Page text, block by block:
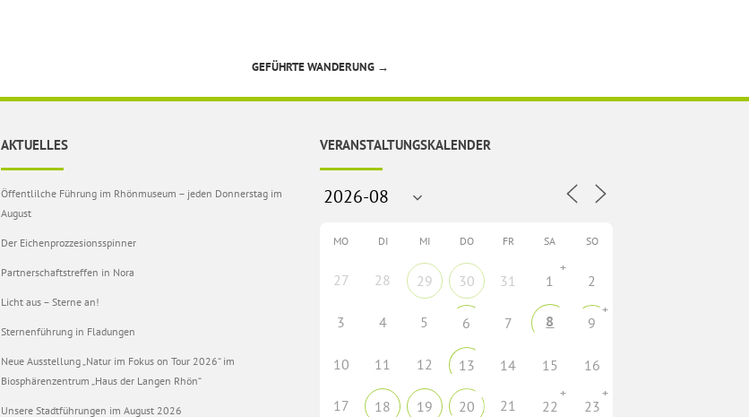
GEFÜHRTE WANDERUNG →
AKTUELLES
Öffentlilche Führung im Rhönmuseum – jeden Donnerstag im
August
Der Eichenprozzesionsspinner
Partnerschaftstreffen in Nora
Licht aus – Sterne an!
Sternenführung in Fladungen
Neue Ausstellung „Natur im Fokus on Tour 2026“ im
Biosphärenzentrum „Haus der Langen Rhön“
Unsere Stadtführungen im August 2026
VERANSTALTUNGSKALENDER
MO DI MI DO FR SA SO
27 28 29 30 31 1
+
2
3 4 5 6 7 8 9
+
10 11 12 13 14 15 16
17 18 19 20 21 22
+
23
+